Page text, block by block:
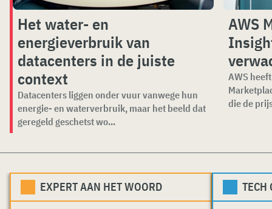
Het water- en
energieverbruik van
datacenters in de juiste
context
Datacenters liggen onder vuur vanwege hun
energie- en waterverbruik, maar het beeld dat
geregeld geschetst wo...
AWS
AWS
die de
EXPERT AAN HET WOORD TECH